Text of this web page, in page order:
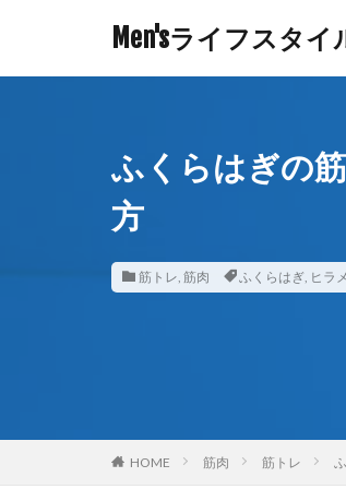
Men'sライフスタイ
ふくらはぎの
方
筋トレ, 筋肉 ふくらはぎ, ヒラ
HOME 筋肉 筋トレ